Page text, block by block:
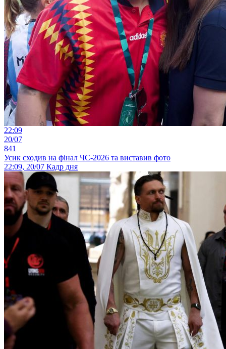
22:09
20/07
841
Усик сходив на фінал ЧС-2026 та виставив фото
22:09, 20/07 Кадр дня